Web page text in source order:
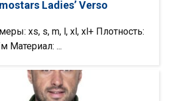
Ladies’ Verso
xs, s, m, l, xl, xl+ Плотность:
Материал: ...